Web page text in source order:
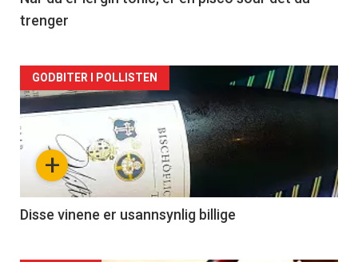
trenger
Forsiden
akkurat
nå
3
+
GODBITER I POLLISTEN
Disse vinene er usannsynlig billige